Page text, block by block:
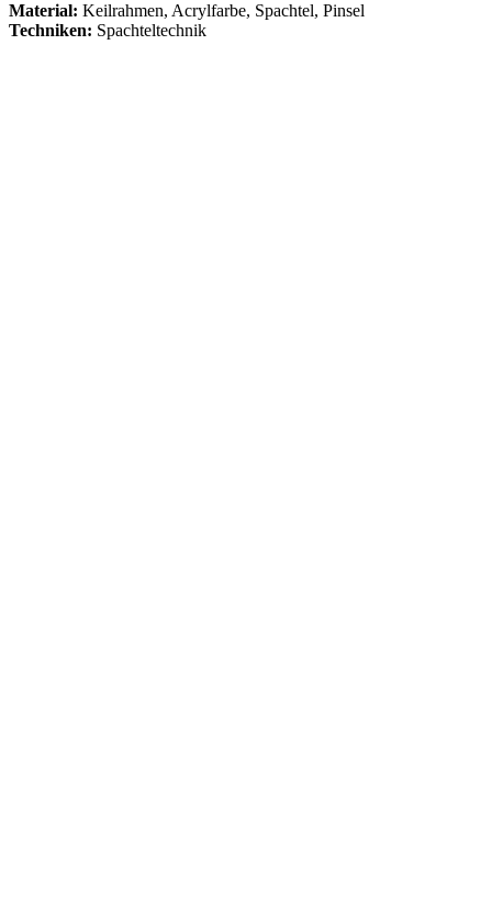
Material: Keilrahmen, Acrylfarbe, Spachtel, Pinsel
Techniken: Spachteltechnik